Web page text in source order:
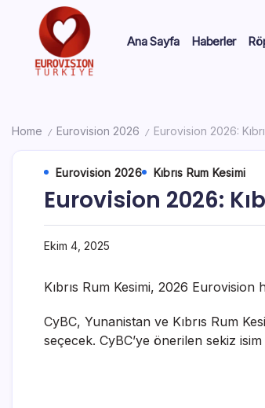
Ana Sayfa Haberler
Home / Eurovision 2026 / Eurovision 2026:
Eurovision 2026 Kıbrıs Rum Kesimi
Eurovision 2026:
Ekim 4, 2025
Kıbrıs Rum Kesimi, 2026 Eurovision
CyBC, Yunanistan ve Kıbrıs Rum
seçecek. CyBC’ye önerilen sekiz